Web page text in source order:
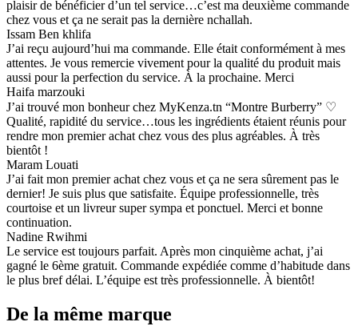
plaisir de bénéficier d’un tel service…c’est ma deuxième commande
chez vous et ça ne serait pas la dernière nchallah.
Issam Ben khlifa
J’ai reçu aujourd’hui ma commande. Elle était conformément à mes
attentes. Je vous remercie vivement pour la qualité du produit mais
aussi pour la perfection du service. À la prochaine. Merci
Haifa marzouki
J’ai trouvé mon bonheur chez MyKenza.tn “Montre Burberry” ♡
Qualité, rapidité du service…tous les ingrédients étaient réunis pour
rendre mon premier achat chez vous des plus agréables. À très
bientôt !
Maram Louati
J’ai fait mon premier achat chez vous et ça ne sera sûrement pas le
dernier! Je suis plus que satisfaite. Équipe professionnelle, très
courtoise et un livreur super sympa et ponctuel. Merci et bonne
continuation.
Nadine Rwihmi
Le service est toujours parfait. Après mon cinquième achat, j’ai
gagné le 6ème gratuit. Commande expédiée comme d’habitude dans
le plus bref délai. L’équipe est très professionnelle. À bientôt!
De la même marque